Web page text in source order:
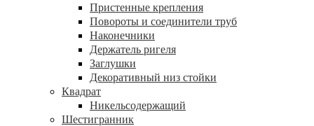
Пристенные крепления
Повороты и соединители труб
Наконечники
Держатель ригеля
Заглушки
Декоративный низ стойки
Квадрат
Никельсодержащий
Шестигранник